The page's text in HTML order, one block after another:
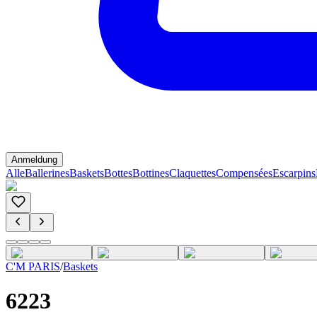
Anmeldung
AlleBallerinesBasketsBottesBottinesClaquettesCompenséesEscarpins
C'M PARIS/Baskets
6223